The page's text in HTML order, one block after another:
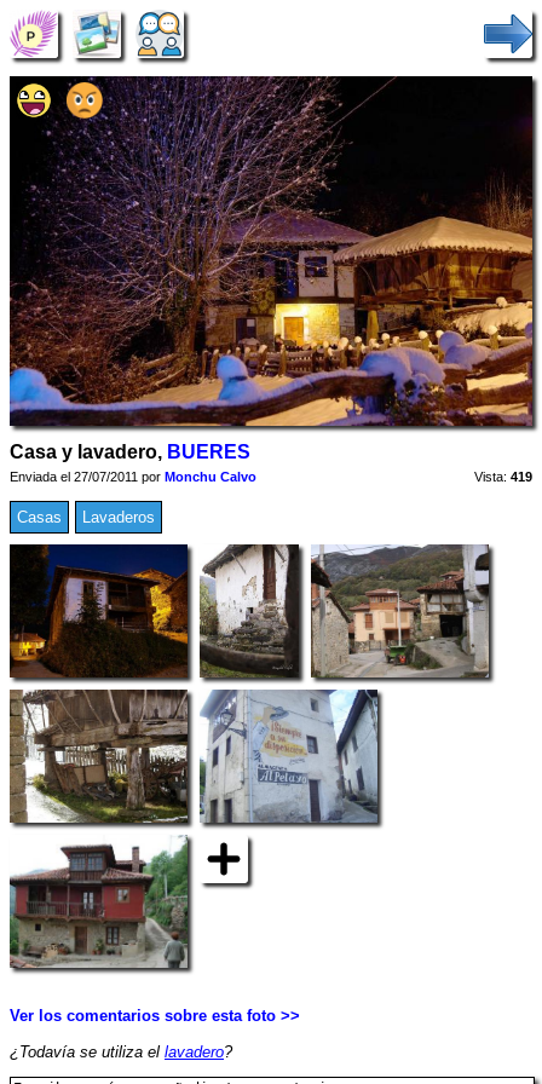
Casa y lavadero, BUERES
Enviada el 27/07/2011 por Monchu Calvo Vista: 419
Casas Lavaderos
Ver los comentarios sobre esta foto >>
¿Todavía se utiliza el lavadero?